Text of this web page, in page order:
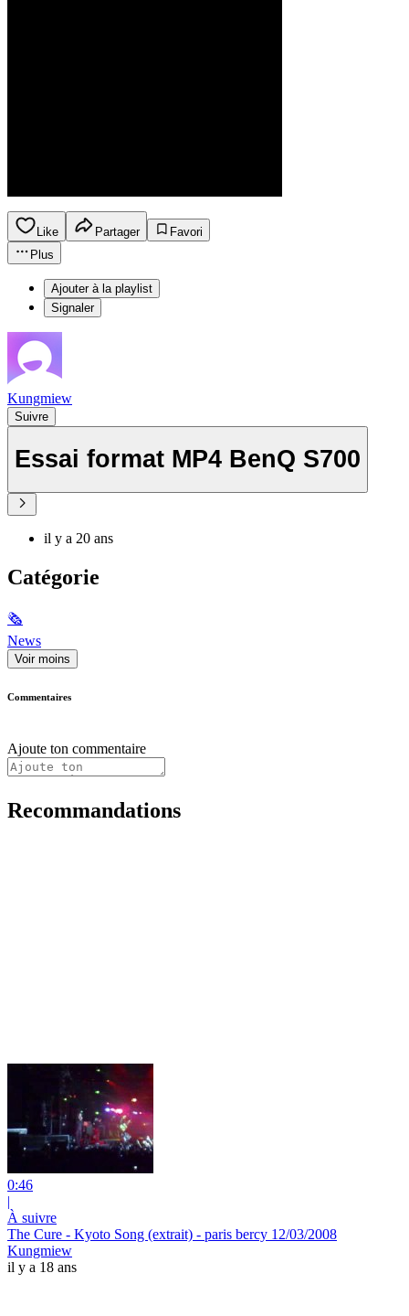
Like Partager
Favori
Plus
Ajouter à la playlist
Signaler
Kungmiew
Suivre
Essai format MP4 BenQ S700
il y a 20 ans
Catégorie
🗞
News
Voir moins
Commentaires
Ajoute ton commentaire
Recommandations
0:46
|
À suivre
The Cure - Kyoto Song (extrait) - paris bercy 12/03/2008
Kungmiew
il y a 18 ans